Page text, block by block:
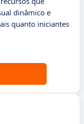
dinâmico e
quanto iniciantes